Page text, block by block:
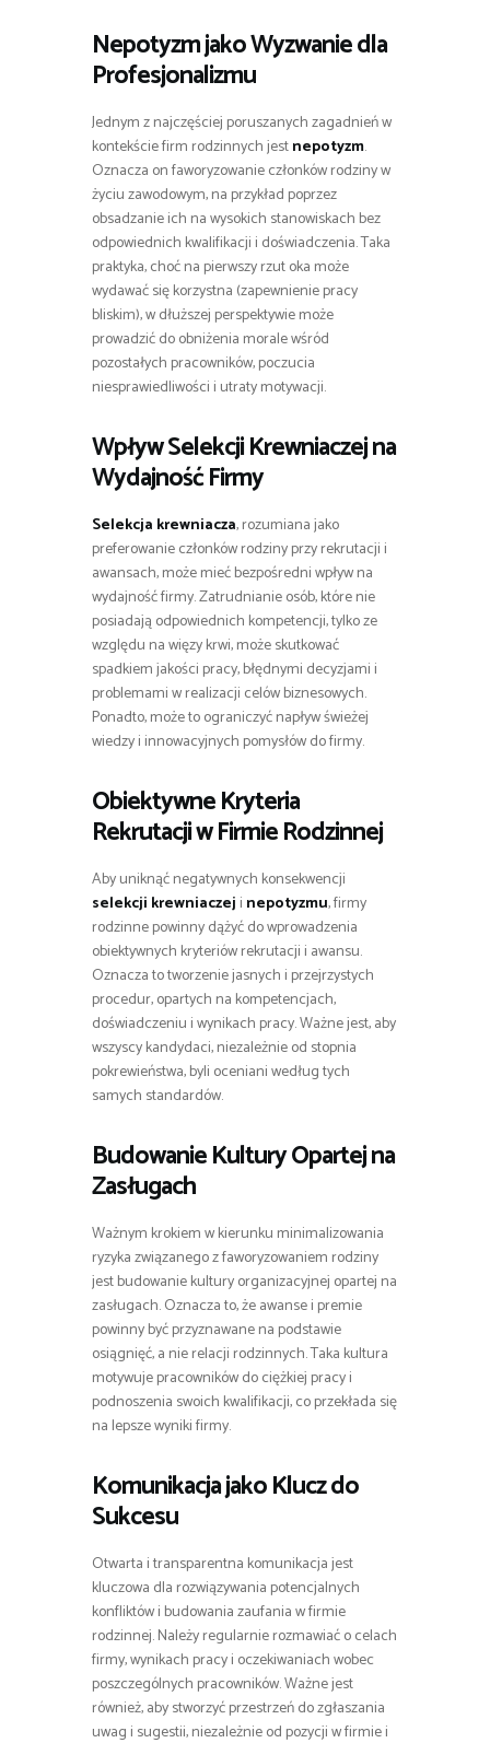
Nepotyzmjako Wyzwanie dla
Profesjonalizmu
Jednym z najczęściej poruszanych zagadnień w
kontekście firm rodzinnych jestnepotyzm.
Oznacza on faworyzowanie członków rodziny w
życiu zawodowym, na przykład poprzez
obsadzanie ich na wysokich stanowiskach bez
odpowiednich kwalifikacji i doświadczenia. Taka
praktyka, choć na pierwszy rzut oka może
wydawać się korzystna (zapewnienie pracy
bliskim), w dłuższej perspektywie może
prowadzić do obniżenia morale wśród
pozostałych pracowników, poczucia
niesprawiedliwości i utraty motywacji.
WpływSelekcji Krewniaczejna
Wydajność Firmy
Selekcja krewniacza, rozumiana jako
preferowanie członków rodziny przy rekrutacji i
awansach, może mieć bezpośredni wpływ na
wydajność firmy. Zatrudnianie osób, które nie
posiadają odpowiednich kompetencji, tylko ze
względu na więzy krwi, może skutkować
spadkiem jakości pracy, błędnymi decyzjami i
problemami w realizacji celów biznesowych.
Ponadto, może to ograniczyć napływ świeżej
wiedzy i innowacyjnych pomysłów do firmy.
Obiektywne Kryteria
Rekrutacji w Firmie Rodzinnej
Aby uniknąć negatywnych konsekwencji
selekcji krewniaczej i nepotyzmu, firmy
rodzinne powinny dążyć do wprowadzenia
obiektywnych kryteriów rekrutacji i awansu.
Oznacza to tworzenie jasnych i przejrzystych
procedur, opartych na kompetencjach,
doświadczeniu i wynikach pracy. Ważne jest, aby
wszyscy kandydaci, niezależnie od stopnia
pokrewieństwa, byli oceniani według tych
samych standardów.
Budowanie Kultury Opartej na
Zasługach
Ważnym krokiem w kierunku minimalizowania
ryzyka związanego z faworyzowaniem rodziny
jest budowanie kultury organizacyjnej opartej na
zasługach. Oznacza to, że awanse i premie
powinny być przyznawane na podstawie
osiągnięć, a nie relacji rodzinnych. Taka kultura
motywuje pracowników do ciężkiej pracy i
podnoszenia swoich kwalifikacji, co przekłada się
na lepsze wyniki firmy.
Komunikacja jako Klucz do
Sukcesu
Otwarta i transparentna komunikacja jest
kluczowa dla rozwiązywania potencjalnych
konfliktów i budowania zaufania w firmie
rodzinnej. Należy regularnie rozmawiać o celach
firmy, wynikach pracy i oczekiwaniach wobec
poszczególnych pracowników. Ważne jest
również, aby stworzyć przestrzeń do zgłaszania
uwag i sugestii, niezależnie od pozycji w firmie i